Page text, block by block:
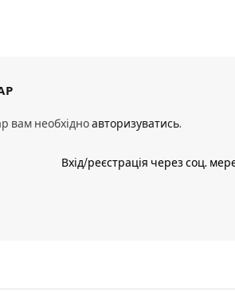
вам необхідноавторизуватись.
Вхід/реєстрація через соц.